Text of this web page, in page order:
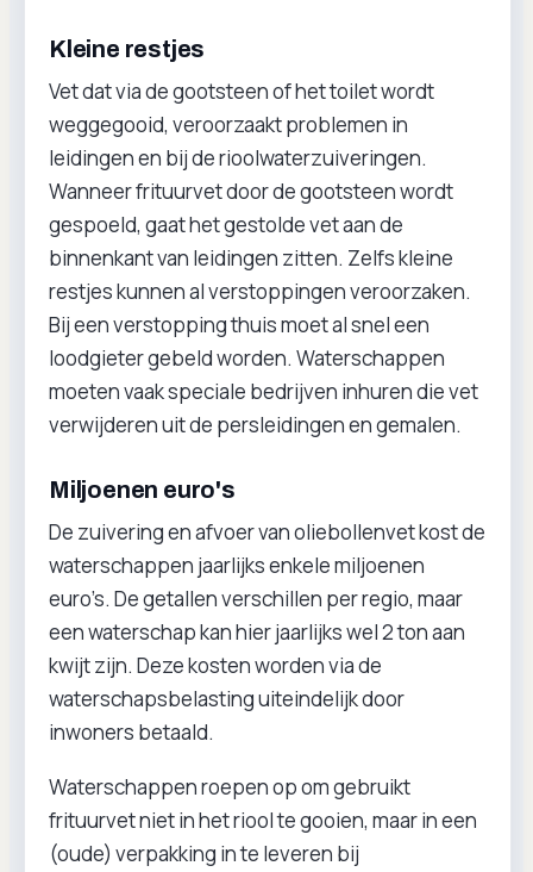
Kleine restjes
Vet dat via de gootsteen of het toilet wordt
weggegooid, veroorzaakt problemen in
leidingen en bij de rioolwaterzuiveringen.
Wanneer frituurvet door de gootsteen wordt
gespoeld, gaat het gestolde vet aan de
binnenkant van leidingen zitten. Zelfs kleine
restjes kunnen al verstoppingen veroorzaken.
Bij een verstopping thuis moet al snel een
loodgieter gebeld worden. Waterschappen
moeten vaak speciale bedrijven inhuren die vet
verwijderen uit de persleidingen en gemalen.
Miljoenen euro's
De zuivering en afvoer van oliebollenvet kost de
waterschappen jaarlijks enkele miljoenen
euro’s. De getallen verschillen per regio, maar
een waterschap kan hier jaarlijks wel 2 ton aan
kwijt zijn. Deze kosten worden via de
waterschapsbelasting uiteindelijk door
inwoners betaald.
Waterschappen roepen op om gebruikt
frituurvet niet in het riool te gooien, maar in een
(oude) verpakking in te leveren bij